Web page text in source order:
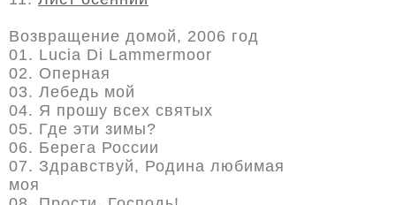
Возвращение домой, 2006 год
01. Lucia Di Lammermoor
02. Оперная
03. Лебедь мой
04. Я прошу всех святых
05. Где эти зимы?
06. Берега России
07. Здравствуй, Родина любимая
моя